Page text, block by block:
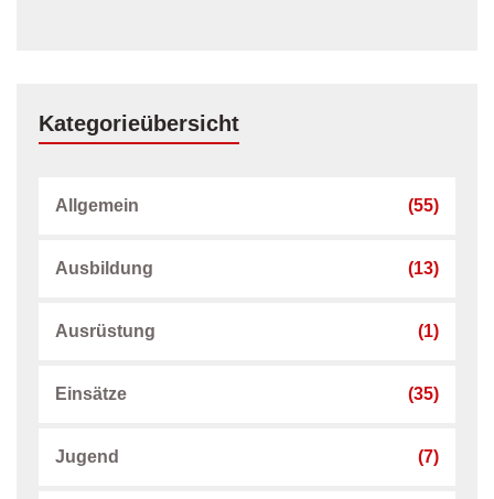
Kategorieübersicht
Allgemein (55)
Ausbildung (13)
Ausrüstung (1)
Einsätze (35)
Jugend (7)